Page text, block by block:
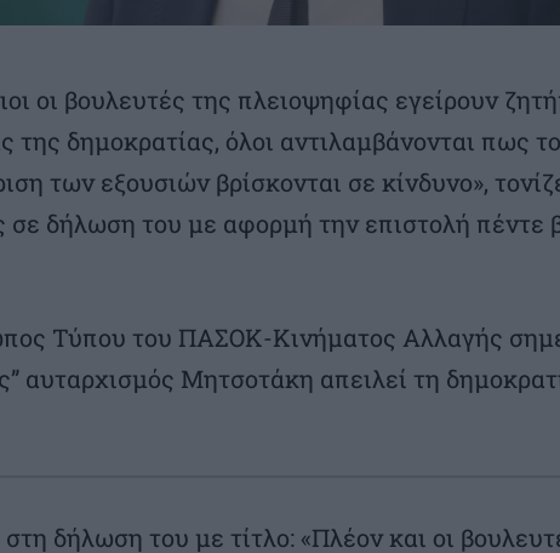
οι βουλευτές της πλειοψηφίας εγείρουν
της δημοκρατίας, όλοι αντιλαμβάνονται πως
των εξουσιών βρίσκονται σε κίνδυνο»,
σε δήλωση του με αφορμή την επιστολή πέντε
Τύπου του ΠΑΣΟΚ-Κινήματος Αλλαγής
αυταρχισμός Μητσοτάκη απειλεί τη
δήλωση του με τίτλο: «Πλέον και οι